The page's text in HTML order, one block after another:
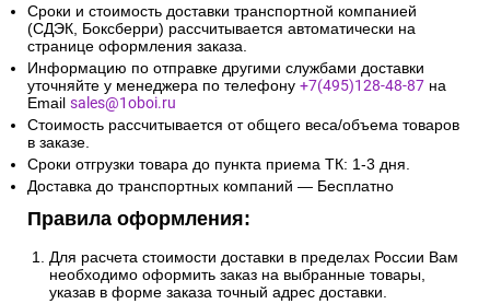
Сроки и стоимость доставки транспортной компанией
(СДЭК, Боксберри) рассчитывается автоматически на
странице оформления заказа.
Информацию по отправке другими службами доставки
уточняйте у менеджера по телефону +7(495)128-48-87 на
Email sales@1oboi.ru
Стоимость рассчитывается от общего веса/объема товаров
в заказе.
Сроки отгрузки товара до пункта приема ТК: 1-3 дня.
Доставка до транспортных компаний — Бесплатно
Правила оформления:
Для расчета стоимости доставки в пределах России Вам
необходимо оформить заказ на выбранные товары,
указав в форме заказа точный адрес доставки.